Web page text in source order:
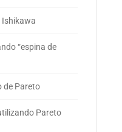
Ishikawa
“espina de
de Pareto
Pareto